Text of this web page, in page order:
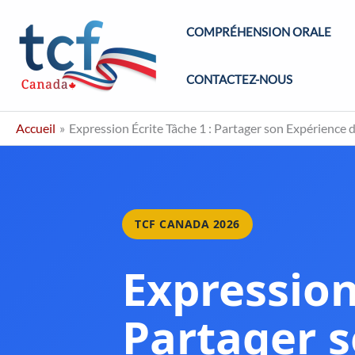
contenu
COMPRÉHENSION ORALE
CONTACTEZ-NOUS
Accueil Expression Écrite Tâche 1 : Partager son Expérience
TCF CANADA 2026
Partager
Maîtrisez